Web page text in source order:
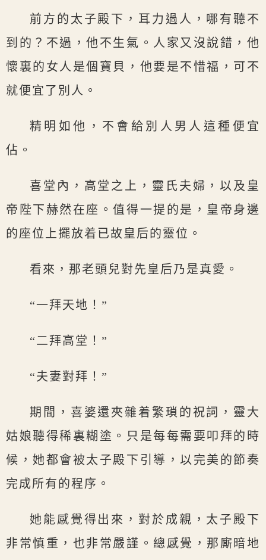
前方的太子殿下，耳力過人，哪有聽不
到的？不過，他不生氣。人家又沒說錯，他
懷裏的女人是個寶貝，他要是不惜福，可不
就便宜了別人。
精明如他，不會給別人男人這種便宜
佔。
喜堂內，高堂之上，靈氏夫婦，以及皇
帝陛下赫然在座。值得一提的是，皇帝身邊
的座位上擺放着已故皇后的靈位。
看來，那老頭兒對先皇后乃是真愛。
“一拜天地！”
“二拜高堂！”
“夫妻對拜！”
期間，喜婆還夾雜着繁瑣的祝詞，靈大
姑娘聽得稀裏糊塗。只是每每需要叩拜的時
候，她都會被太子殿下引導，以完美的節奏
完成所有的程序。
她能感覺得出來，對於成親，太子殿下
非常慎重，也非常嚴謹。總感覺，那廝暗地